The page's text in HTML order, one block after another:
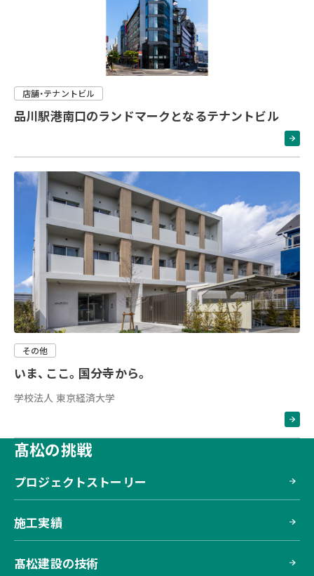
店舗・テナントビル
品川駅港南口のランドマークとなるテナントビル
その他
いま、ここ。国分寺から。
学校法人 東京経済大学
髙松の挑戦
プロジェクトストーリー
施工実績
髙松建設の技術